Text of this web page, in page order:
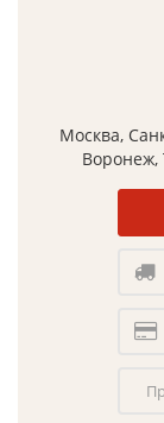
Москва,
Воронеж,